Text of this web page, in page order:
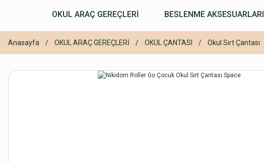
OKUL ARAÇ GEREÇLERİ BESLENME AKSESUARLARI
Anasayfa OKUL ARAÇ GEREÇLERİ OKUL ÇANTASI Okul Sırt Çantası